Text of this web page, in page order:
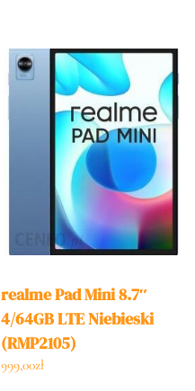
realme Pad Mini 8.7″
4/64GB LTE Niebieski
(RMP2105)
999,00zł